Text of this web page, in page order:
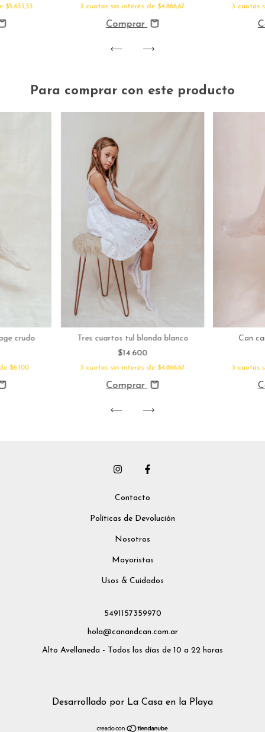
$5.633,33 3 cuotas sin interés de $4.866,67
Comprar
3 cuotas
Para comprar con este producto
crudo
$6.100
Tres cuartos tul blonda blanco
$14.600
3 cuotas sin interés de $4.866,67
Comprar
Can
3 cuotas
Contacto
Políticas de Devolución
Nosotros
Mayoristas
Usos & Cuidados
5491157359970
hola@canandcan.com.ar
Alto Avellaneda - Todos los días de 10 a 22 horas
Desarrollado por La Casa en la Playa